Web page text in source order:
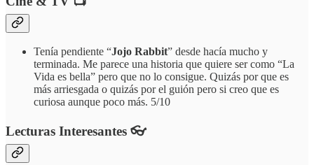
Tenía pendiente “Jojo Rabbit” desde hacía mucho y
terminada. Me parece una historia que quiere ser como “La
Vida es bella” pero que no lo consigue. Quizás por que es
más arriesgada o quizás por el guión pero si creo que es
curiosa aunque poco más. 5/10
Lecturas Interesantes 👓